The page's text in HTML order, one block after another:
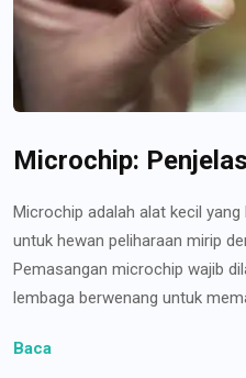
Microchip:
Microchip adalah alat kecil
untuk hewan peliharaan mirip
Pemasangan microchip wajib
lembaga berwenang untuk
Baca